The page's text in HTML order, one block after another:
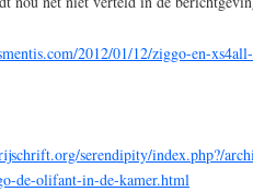
2012/01/12/ziggo-en-
serendipity/index.php?/
de-olifant-in-de-kamer.html